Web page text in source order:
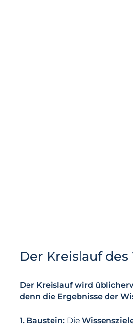
Der Kreislauf
Der Kreislauf wird
denn die Ergebnisse der
1. Baustein: Die